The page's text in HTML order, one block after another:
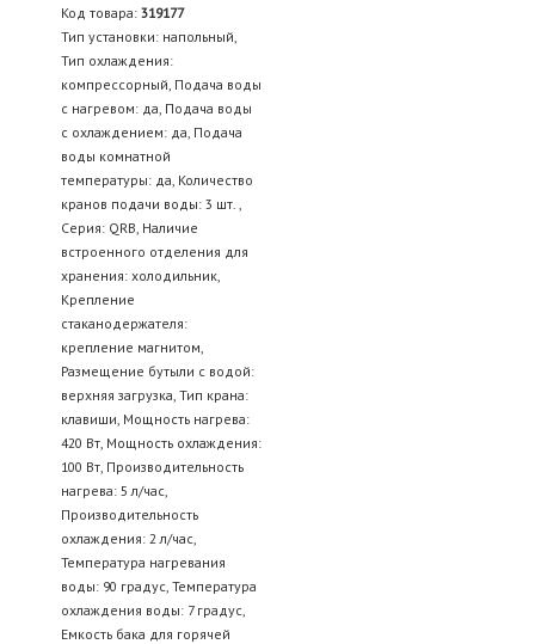
Код товара: 319177
Тип установки: напольный,
Тип охлаждения:
компрессорный, Подача воды
с нагревом: да, Подача воды
с охлаждением: да, Подача
воды комнатной
температуры: да, Количество
кранов подачи воды: 3 шт. ,
Серия: QRB, Наличие
встроенного отделения для
хранения: холодильник,
Крепление
стаканодержателя:
крепление магнитом,
Размещение бутыли с водой:
верхняя загрузка, Тип крана:
клавиши, Мощность нагрева:
420 Вт, Мощность охлаждения:
100 Вт, Производительность
нагрева: 5 л/час,
Производительность
охлаждения: 2 л/час,
Температура нагревания
воды: 90 градус, Температура
охлаждения воды: 7 градус,
Емкость бака для горячей